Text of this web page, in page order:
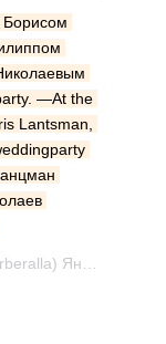
Борисом
—At the
Lantsman,